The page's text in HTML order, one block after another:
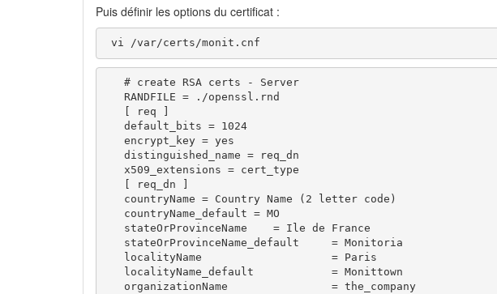
Puis définir les options du certificat :
vi /var/certs/monit.cnf
   # create RSA certs - Server
   RANDFILE = ./openssl.rnd
   [ req ]
   default_bits = 1024
   encrypt_key = yes
   distinguished_name = req_dn
   x509_extensions = cert_type
   [ req_dn ]
   countryName = Country Name (2 letter code)
   countryName_default = MO
   stateOrProvinceName    = Ile de France
   stateOrProvinceName_default     = Monitoria
   localityName                    = Paris
   localityName_default            = Monittown
   organizationName                = the_company